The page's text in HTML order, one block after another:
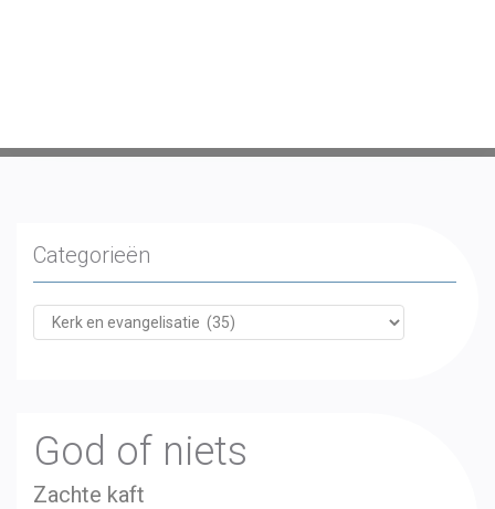
Categorieën
God of niets
Zachte kaft